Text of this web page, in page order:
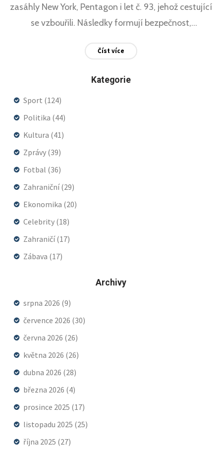
zasáhly New York, Pentagon i let č. 93, jehož cestující
se vzbouřili. Následky formují bezpečnost,
Číst více
Kategorie
Sport (124)
Politika (44)
Kultura (41)
Zprávy (39)
Fotbal (36)
Zahraniční(29)
Ekonomika (20)
Celebrity (18)
Zahraničí(17)
Zábava (17)
Archivy
srpna 2026 (9)
července 2026 (30)
června 2026 (26)
května 2026 (26)
dubna 2026 (28)
března 2026 (4)
prosince 2025 (17)
listopadu 2025 (25)
října 2025 (27)